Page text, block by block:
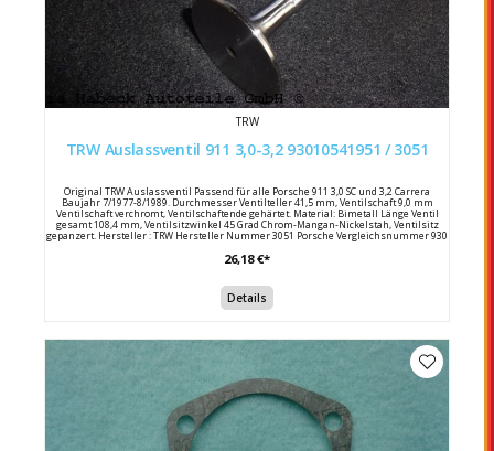
TRW
TRW Auslassventil 911 3,0-3,2 93010541951 / 3051
Original TRW Auslassventil Passend für alle Porsche 911 3,0 SC und 3,2 Carrera
Baujahr 7/1977-8/1989. Durchmesser Ventilteller 41,5 mm, Ventilschaft 9,0 mm
Ventilschaft verchromt, Ventilschaftende gehärtet. Material: Bimetall Länge Ventil
gesamt 108,4 mm, Ventilsitzwinkel 45 Grad Chrom-Mangan-Nickelstah, Ventilsitz
gepanzert. Hersteller : TRW Hersteller Nummer 3051 Porsche Vergleichsnummer 930
26,18 €*
Details